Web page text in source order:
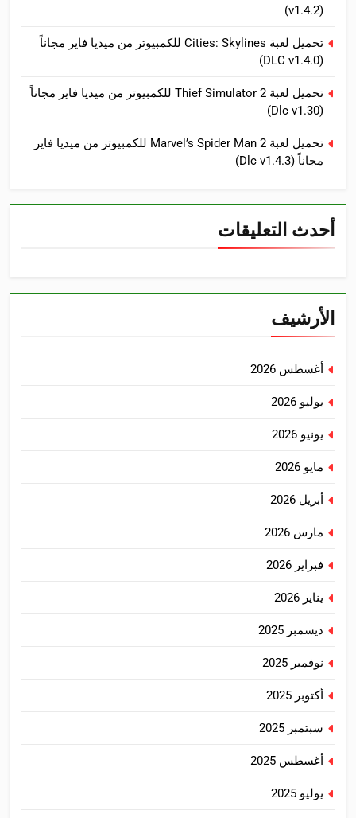
(v1.4.2)
تحميل لعبة Cities: Skylines للكمبيوتر من ميديا فاير مجاناً
(DLC v1.4.0)
تحميل لعبة Thief Simulator 2 للكمبيوتر من ميديا فاير مجاناً
(Dlc v1.30)
تحميل لعبة Marvel’s Spider Man 2 للكمبيوتر من ميديا فاير
مجاناً (Dlc v1.4.3)
أحدث التعليقات
الأرشيف
أغسطس 2026
يوليو 2026
يونيو 2026
مايو 2026
أبريل 2026
مارس 2026
فبراير 2026
يناير 2026
ديسمبر 2025
نوفمبر 2025
أكتوبر 2025
سبتمبر 2025
أغسطس 2025
يوليو 2025